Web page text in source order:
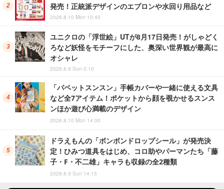
発売！正統派デザインのエプロンや水回り用品など
2026.8.10 Mon 10:45
ユニクロの「浮世絵」UTが8月17日発売！がしゃどく
ろなど妖怪をモチーフにした、奥深い世界観が最高に
オシャレ
2026.8.9 Sun 0:10
「パペットスンスン」手帳カバーや一緒に使える文具
など全7アイテム！ポケットから顔を覗かせるスンス
ンほか遊び心満載のデザイン
2026.8.10 Mon 14:00
ドラえもんの「ボンボンドロップシール」が発売決
定！ひみつ道具をはじめ、コロ助やパーマンたち「藤
子・F・不二雄」キャラも収録の全2種類
2026.8.9 Sun 14:15